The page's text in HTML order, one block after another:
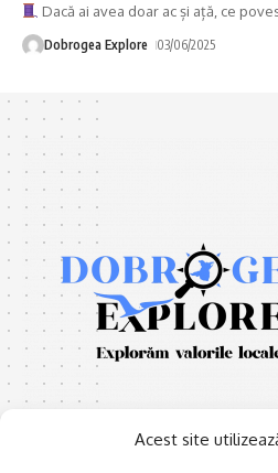
Acest site
Dacă ai avea doar ac și ață, ce
Dobrogea Explore 03/06/2025